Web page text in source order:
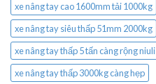
xe nâng tay cao 1600mm tải 1000kg
xe nâng tay siêu thấp 51mm 2000kg
xe nâng tay thấp 5 tấn càng rộng niuli
xe nâng tay thấp 3000kg càng hẹp